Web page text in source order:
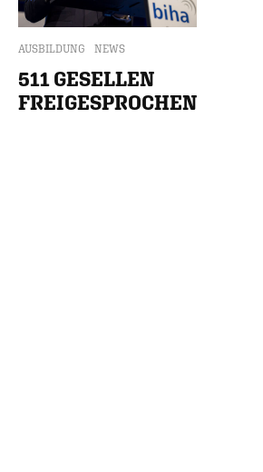
AUSBILDUNG NEWS
511 GESELLEN
FREIGESPROCHEN